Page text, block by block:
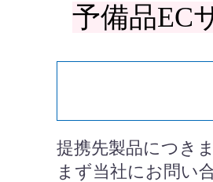
予備品EC
提携先製品につき
まず当社にお問い